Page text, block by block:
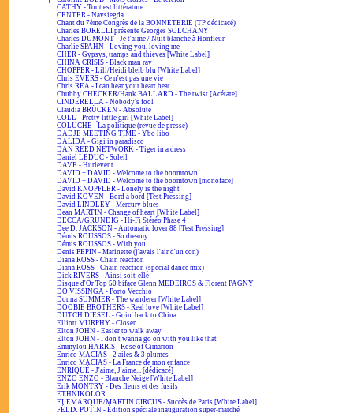
CATHY - Tout est littérature
CENTER - Navsiegda
Chant du 7ème Congrès de la BONNETERIE (TP dédicacé)
Charles BORELLI présente Georges SOLCHANY
Charles DUMONT - Je t'aime / Nuit blanche à Honfleur
Charlie SPAHN - Loving you, loving me
CHER - Gypsys, tramps and thieves [White Label]
CHINA CRISIS - Black man ray
CHOPPER - Lili/Heidi bleib blu [White Label]
Chris EVERS - Ce n'est pas une vie
Chris REA - I can hear your heart beat
Chubby CHECKER/Hank BALLARD - The twist [Acétate]
CINDERELLA - Nobody's fool
Claudia BRÜCKEN - Absolute
COLL - Pretty little girl [White Label]
COLUCHE - La politique (revue de presse)
DADJE MEETING TIME - Ybo libo
DALIDA - Gigi in paradisco
DAN REED NETWORK - Tiger in a dress
Daniel LEDUC - Soleil
DAVE - Hurlevent
DAVID + DAVID - Welcome to the boomtown
DAVID + DAVID - Welcome to the boomtown [monoface]
David KNOPFLER - Lonely is the night
David KOVEN - Bord à bord [Test Pressing]
David LINDLEY - Mercury blues
Dean MARTIN - Change of heart [White Label]
DECCA/GRUNDIG - Hi-Fi Stéréo Phase 4
Dee D. JACKSON - Automatic lover 88 [Test Pressing]
Démis ROUSSOS - So dreamy
Démis ROUSSOS - With you
Denis PEPIN - Marinette (j'avais l'air d'un con)
Diana ROSS - Chain reaction
Diana ROSS - Chain reaction (special dance mix)
Dick RIVERS - Ainsi soit-elle
Disque d'Or Top 50 biface Glenn MEDEIROS & Florent PAGNY
DO VISSINGA - Porto Vecchio
Donna SUMMER - The wanderer [White Label]
DOOBIE BROTHERS - Real love [White Label]
DUTCH DIESEL - Goin' back to China
Elliott MURPHY - Closer
Elton JOHN - Easier to walk away
Elton JOHN - I don't wanna go on with you like that
Emmylou HARRIS - Rose of Cimarron
Enrico MACIAS - 2 ailes & 3 plumes
Enrico MACIAS - La France de mon enfance
ENRIQUÉ - J'aime, J'aime... [dédicacé]
ENZO ENZO - Blanche Neige [White Label]
Erik MONTRY - Des fleurs et des fusils
ETHNIKOLOR
F.LEMARQUE/MARTIN CIRCUS - Succès de Paris [White Label]
FÉLIX POTIN - Édition spéciale inauguration super-marché